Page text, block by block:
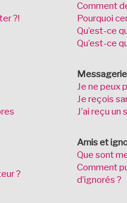
?!
?
Comment
Pourquoi
Qu’est-ce
Qu’est-ce
Je ne peux
Je reçois
J’ai reçu un
Amis et
Que sont
Comment
d’ignorés ?